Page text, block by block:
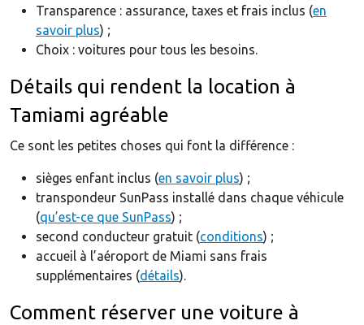
Transparence : assurance, taxes et frais inclus (en
savoir plus) ;
Choix : voitures pour tous les besoins.
Détails qui rendent la location à
Tamiami agréable
Ce sont les petites choses qui font la différence :
sièges enfant inclus (en savoir plus) ;
transpondeur SunPass installé dans chaque véhicule
(qu’est-ce que SunPass) ;
second conducteur gratuit (conditions) ;
accueil à l’aéroport de Miami sans frais
supplémentaires (détails).
Comment réserver une voiture à